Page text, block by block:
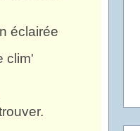
éclairée
clim'